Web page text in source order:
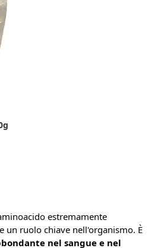
estremamente
un ruolo chiave nell'organismo. È
nel sangue e nel